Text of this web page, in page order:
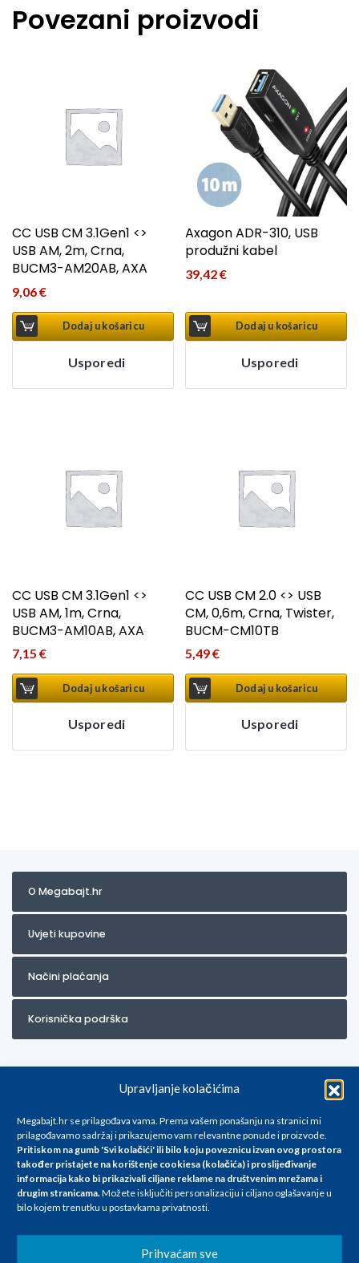
Upravljanje kolačićima
Megabajt.hr se prilagođava vama. Prema vašem ponašanju na stranici mi
prilagođavamo sadržaj i prikazujemo vam relevantne ponude i proizvode.
Pritiskom na gumb 'Svi kolačići' ili bilo koju poveznicu izvan ovog prostora
također pristajete na korištenje cookiesa (kolačića) i proslijeđivanje
informacija kako bi prikazivali ciljane reklame na društvenim mrežama i
drugim stranicama.Možete isključiti personalizaciju i ciljano oglašavanje u
bilo kojem trenutku u postavkama privatnosti.
Prihvaćam sve
Povezani proizvodi
CC USB CM 3.1Gen1 <>
USB AM, 2m, Crna,
BUCM3-AM20AB, AXA
9,06€
Dodaj u košaricu
Usporedi
Axagon ADR-310, USB
produžni kabel
39,42€
Dodaj u košaricu
Usporedi
CC USB CM 3.1Gen1 <>
USB AM, 1m, Crna,
BUCM3-AM10AB, AXA
7,15 €
Dodaj u košaricu
Usporedi
CC USB CM 2.0 <> USB
CM, 0,6m, Crna, Twister,
BUCM-CM10TB
5,49€
Dodaj u košaricu
Usporedi
O Megabajt.hr
Uvjeti kupovine
Načini plaćanja
Korisnička podrška
Za artikle kojih trenutno nema u ponudi obratite nam se na
info@megabajt.hr. Sve cijene su informativnog karaktera i podložne su
promjenama, a
iskazane su za avansno plaćanje(gotovina) u Eurima i uključuju PDV. Sve
se razlikovati od cijena u našim poslovnicama. Trudimo se dati što bolji
i točniji opis i sliku. Unatoč tome, ne možemo garantirati da su svi